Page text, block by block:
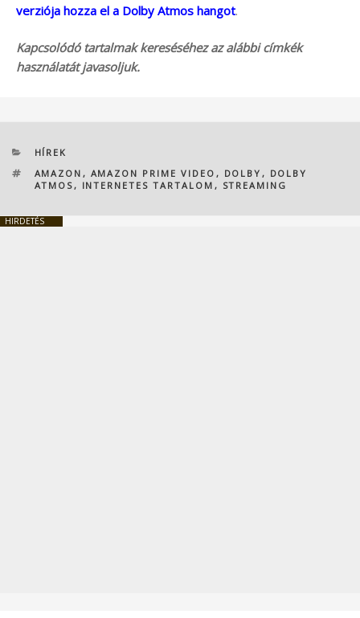
verziója hozza el a Dolby Atmos hangot.
Kapcsolódó tartalmak kereséséhez az alábbi címkék
használatát javasoljuk.
KATEGÓRIÁK
HÍREK
CÍMKÉK
AMAZON , AMAZON PRIME VIDEO , DOLBY , DOLBY
ATMOS , INTERNETES TARTALOM , STREAMING
HIRDETÉS